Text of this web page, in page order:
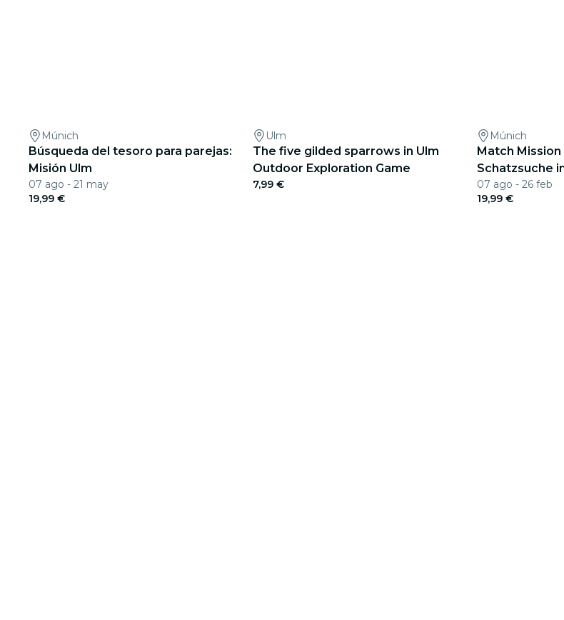
Múnich
Búsqueda del tesoro para parejas:
Misión Ulm
07 ago - 21 may
19,99 €
Ulm
The five gilded sparrows in Ulm
Outdoor Exploration Game
7,99 €
Múnich
Match Mission
Schatzsuche
07 ago - 26 feb
19,99 €